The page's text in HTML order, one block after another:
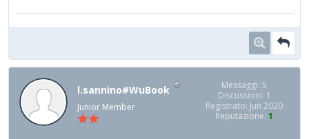
l.sannino#WuBook
Junior Member
Messaggi: 5
Discussioni: 1
Registrato: Jun 2020
Reputazione: 1